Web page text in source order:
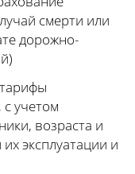
смерти или
дорожно-
учетом
возраста и
эксплуатации и